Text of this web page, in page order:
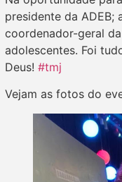
presidente da ADEB;
coordenador-geral
adolescentes. Foi
Deus! #tmj
Vejam as fotos do